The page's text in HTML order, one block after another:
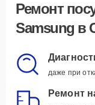
Ремонт
Samsung в
даже при
Ремонт